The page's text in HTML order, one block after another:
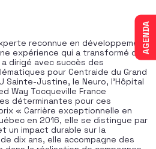
AGENDA
reconnue en développement
expérience qui a transformé des
dirigé avec succès des
pour Centraide du Grand
Sainte-Justine, le Neuro, l’Hôpital
Way Tocqueville France
déterminantes pour ces
« Carrière exceptionnelle en
en 2016, elle se distingue par
un impact durable sur la
dix ans, elle accompagne des